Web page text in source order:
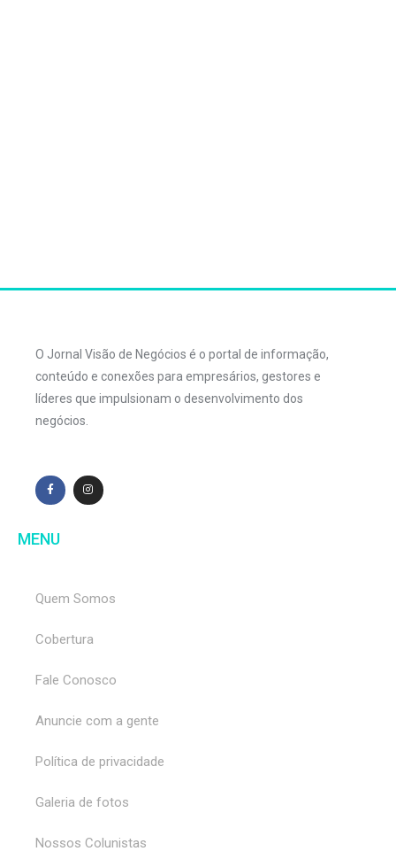
O Jornal Visão de Negócios é o portal de informação,
conteúdo e conexões para empresários, gestores e
líderes que impulsionam o desenvolvimento dos
negócios.
MENU
Quem Somos
Cobertura
Fale Conosco
Anuncie com a gente
Política de privacidade
Galeria de fotos
Nossos Colunistas